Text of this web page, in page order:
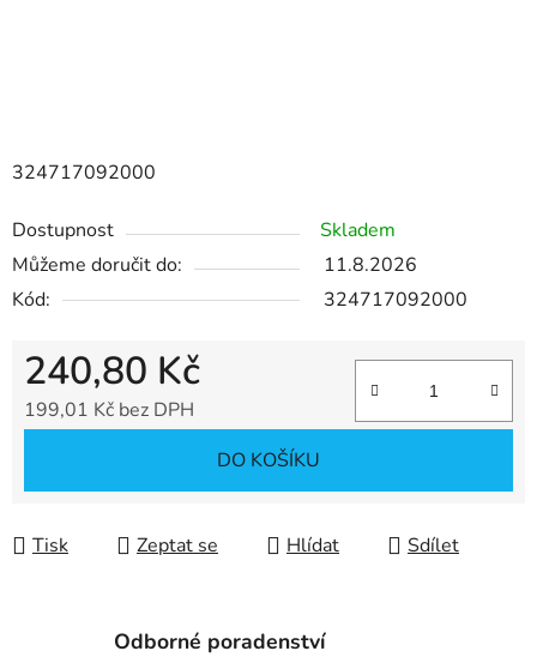
324717092000
Dostupnost
Skladem
Můžeme doručit do:
11.8.2026
Kód:
324717092000
240,80 Kč
199,01 Kč bez DPH
DO KOŠÍKU
Tisk Zeptat se Hlídat Sdílet
Odborné poradenství